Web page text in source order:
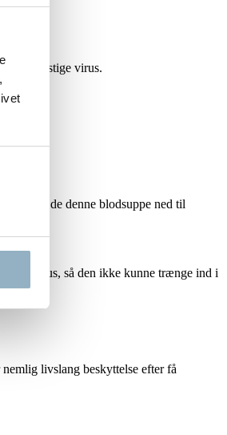
den kunstige virus.
tilsatte de denne blodsuppe ned til
virus, så den ikke kunne trænge ind i
livslang beskyttelse efter få